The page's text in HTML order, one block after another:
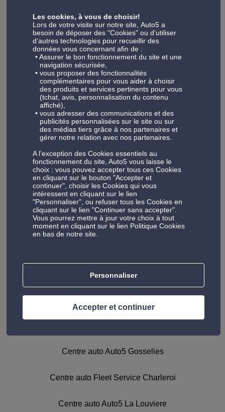
professionnels et aux flottes d'entreprise. Découvrez aussi
toute la gamme de produits Auto5 :pneu, pièce auto;
autoradio, coffre de toit, porte-vélo, jantes et tuning,
outillage, huiles…
Découvrez notre atelier automobile à Montignies
Sur Sambre
Découvrez notre centre situé à Montignies Sur Sambre, où
chaque clic révèle notre expertise, nos méthodes de travail
novatrices à la pointe de la technologie et notre
engagement. Parcourez nos installations virtuellement et
n'hésitez pas à nous rendre visite pour une expérience tout
aussi qualitative.
Centre auto Auto5 Gosselies
Centre auto Fleet Service Charleroi
Centre auto Auto5 La Louviere
Les cookies, à vous de choisir!
Lors de votre visite sur notre site, Auto5 a
besoin de déposer des "Cookies" ou d’utiliser
d’autres technologies pour recueillir des
données vous concernant afin de :
Assurer le bon fonctionnement du site et une
navigation sécurisée,
vous proposer des fonctionnalités
complémentaires pour vous aider à choisir
des produits et services pertinents pour vous
(tchat, avis, personnalisation du contenu
affiché),
vous adresser des communications et des
publicités personnalisées sur le site ou sur
des médias tiers grâce à nos partenaires et
gérer notre relation avec nos partenaires.
A l’exception des Cookies essentiels au
fonctionnement du site, Auto5 vous laisse le
choix : vous pouvez accepter tous ces Cookies
en cliquant sur le bouton "Accepter et
continuer", choisir les Cookies qui vous
intéressent en cliquant sur le lien
"Personnaliser", ou refuser tous les Cookies en
cliquant sur le lien "Continuer sans accepter".
Vous pourrez mettre à jour votre choix à tout
moment en cliquant sur le lien Politique Cookies
en bas de notre site.
Personnaliser
Accepter et continuer